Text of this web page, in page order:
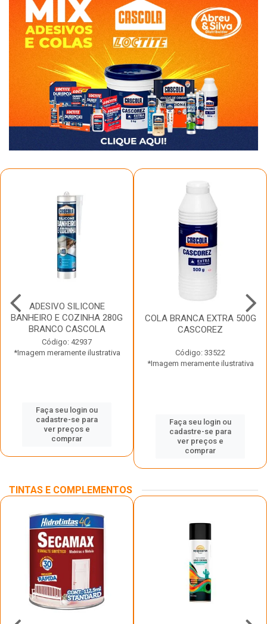
ADESIVO SILICONE
BANHEIRO E COZINHA 280G
BRANCO CASCOLA
Código: 42937
*Imagem meramente ilustrativa
Faça seu login ou
cadastre-se para
ver preços e
comprar
COLA BRANCA EXTRA 500G
CASCOREZ
Código: 33522
*Imagem meramente ilustrativa
Faça seu login ou
cadastre-se para
ver preços e
comprar
TINTAS E COMPLEMENTOS